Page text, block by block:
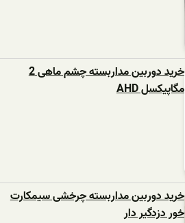
خرید دوربین مداربسته چشم ماهی 2
مگاپیکسل AHD
خرید دوربین مداربسته چرخشی سیمکارت
خور دزدگیر دار